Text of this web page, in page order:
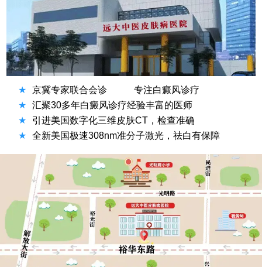
★ 京冀专家联合会诊
专注白癜风诊疗
★
汇聚30多年白癜风诊疗经验丰富的医师
★
引进美国数字化三维皮肤CT，检查准确
★
全新美国极速308nm准分子激光，祛白有保障